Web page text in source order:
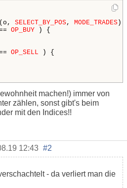
(o, SELECT_BY_POS, MODE_TRADES )
OP_BUY ) {
OP_SELL ) {
machen!) immer von
zählen, sonst gibt's beim
mit den Indices!!
12:43 #2
- da verliert man die